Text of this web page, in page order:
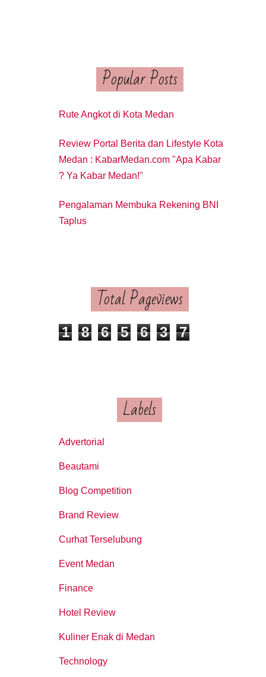
Popular Posts
Rute Angkot di Kota Medan
Review Portal Berita dan Lifestyle Kota
Medan : KabarMedan.com "Apa Kabar
? Ya Kabar Medan!"
Pengalaman Membuka Rekening BNI
Taplus
Total Pageviews
1 8 6 5 6 3 7
Labels
Advertorial
Beautami
Blog Competition
Brand Review
Curhat Terselubung
Event Medan
Finance
Hotel Review
Kuliner Enak di Medan
Technology